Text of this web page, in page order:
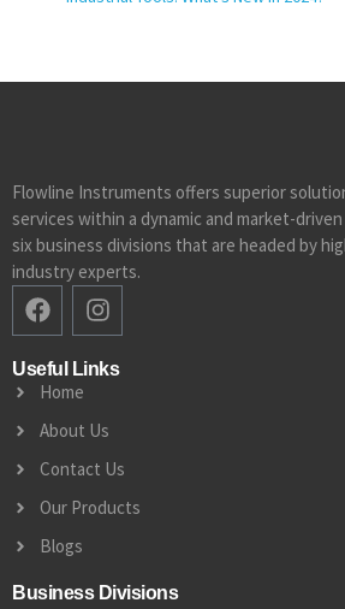
Flowline Instruments offers superior
services within a dynamic and market-
six business divisions that are headed by
industry experts.
Useful Links
Home
About Us
Contact Us
Our Products
Blogs
Business Divisions